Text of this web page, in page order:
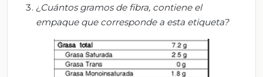
¿ Cuántos gramos de fibra, contiene el
empaque que corresponde a esta etiqueta?